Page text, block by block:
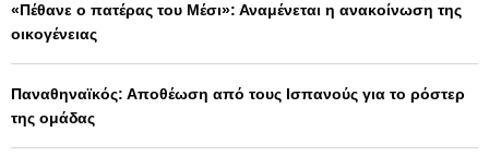
«Πέθανε ο πατέρας του Μέσι»: Αναμένεται η ανακοίνωση της
οικογένειας
Παναθηναϊκός: Αποθέωση από τους Ισπανούς για το ρόστερ
της ομάδας